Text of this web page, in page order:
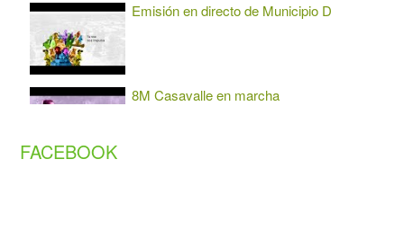
FACEBOOK
Emisión en directo de Municipio D
8M Casavalle en marcha